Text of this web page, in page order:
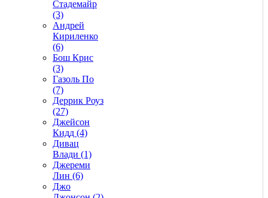
Стадемайр
(3)
Андрей
Кириленко
(6)
Бош Крис
(3)
Газоль По
(7)
Деррик Роуз
(27)
Джейсон
Кидд (4)
Дивац
Влади (1)
Джереми
Лин (6)
Джо